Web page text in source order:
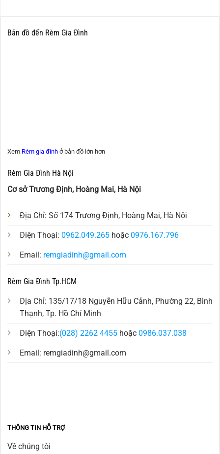
Bản đồ đến Rèm Gia Đình
Xem Rèm gia đình ở bản đồ lớn hơn
Rèm Gia Đình Hà Nội
Cơ sở Trương Định, Hoàng Mai, Hà Nội
Địa Chỉ: Số 174 Trương Định, Hoàng Mai, Hà Nội
Điện Thoại: 0962.049.265 hoặc 0976.167.796
Email: remgiadinh@gmail.com
Rèm Gia Đình Tp.HCM
Địa Chỉ: 135/17/18 Nguyễn Hữu Cảnh, Phường 22, Bình
Thạnh, Tp. Hồ Chí Minh
Điện Thoại:(028) 2262 4455 hoặc 0986.037.038
Email: remgiadinh@gmail.com
THÔNG TIN HỖ TRỢ
Về chúng tôi